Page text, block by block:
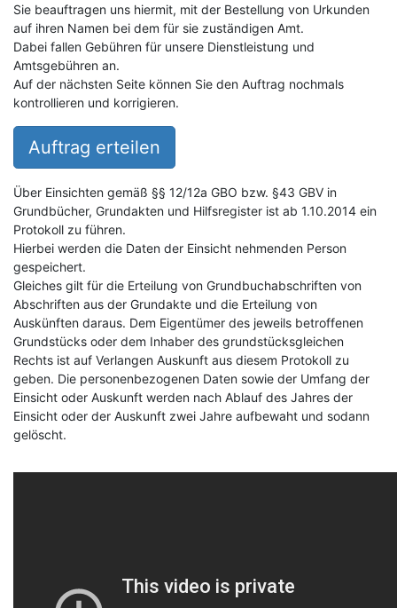
Sie beauftragen uns hiermit, mit der Bestellung von Urkunden
auf ihren Namen bei dem für sie zuständigen Amt.
Dabei fallen Gebühren für unsere Dienstleistung und
Amtsgebühren an.
Auf der nächsten Seite können Sie den Auftrag nochmals
kontrollieren und korrigieren.
Auftrag erteilen
Über Einsichten gemäß §§ 12/12a GBO bzw. §43 GBV in
Grundbücher, Grundakten und Hilfsregister ist ab 1.10.2014 ein
Protokoll zu führen.
Hierbei werden die Daten der Einsicht nehmenden Person
gespeichert.
Gleiches gilt für die Erteilung von Grundbuchabschriften von
Abschriften aus der Grundakte und die Erteilung von
Auskünften daraus. Dem Eigentümer des jeweils betroffenen
Grundstücks oder dem Inhaber des grundstücksgleichen
Rechts ist auf Verlangen Auskunft aus diesem Protokoll zu
geben. Die personenbezogenen Daten sowie der Umfang der
Einsicht oder Auskunft werden nach Ablauf des Jahres der
Einsicht oder der Auskunft zwei Jahre aufbewaht und sodann
gelöscht.